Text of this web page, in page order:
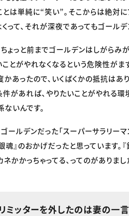
とは単純に“笑い”。そこからは絶対
くって、それが深夜であってもゴール
ちょっと前までゴールデンはしがらみ
ことがやれなくなるという危険性が
かあったので、いくばくかの抵抗はあ
件があれば、やりたいことがやれる
ないんです。
ゴールデンだった「スーパーサラリ
銀魂』のおかげだったと思っています。
ネかかっちゃってる、ってのがありまし
リミッターを外したのは妻の一